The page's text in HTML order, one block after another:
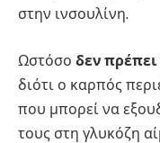
στην ινσουλίνη.
Ωστόσο δεν
διότι ο καρπός
που μπορεί να
τους στη γλυκόζη